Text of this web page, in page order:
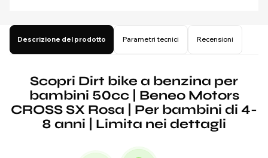
Descrizione del prodotto Parametri tecnici Recensioni
Scopri Dirt bike a benzina per
bambini 50cc | Beneo Motors
CROSS SX Rosa | Per bambini di 4-
8 anni | Limita nei dettagli